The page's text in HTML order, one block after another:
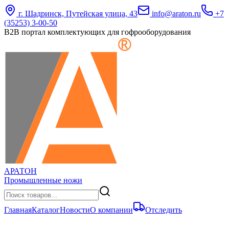
г. Шадринск, Путейская улица, 43 info@araton.ru
+7
(35253) 3-00-50
B2B портал комплектующих для гофрооборудования
АРАТОН
Промышленные ножи
ГлавнаяКаталогНовостиО компании Отследить